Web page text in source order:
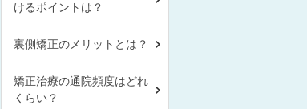
けるポイントは？
裏側矯正のメリットとは？
矯正治療の通院頻度はどれ
くらい？